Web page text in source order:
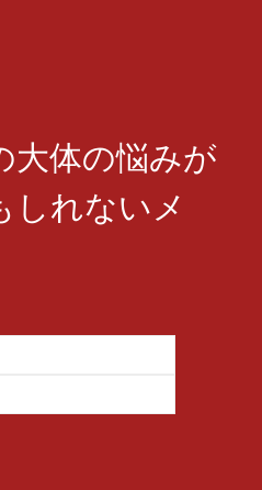
大体の悩みが
しれないメ